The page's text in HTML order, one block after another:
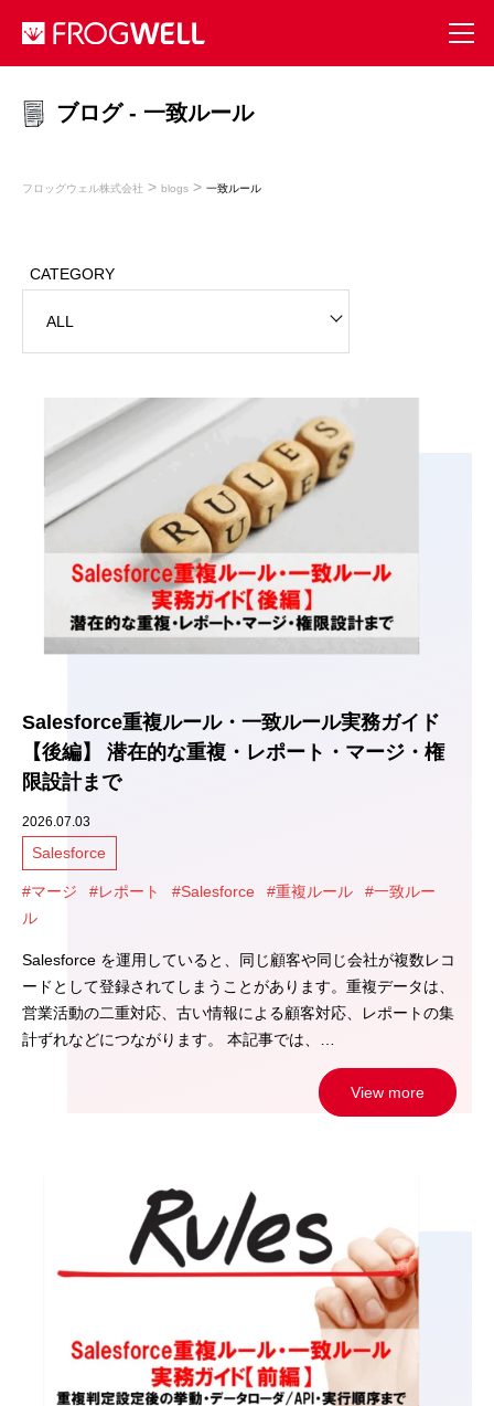
ブログ - 一致ルール
フロッグウェル株式会社 > blogs > 一致ルール
CATEGORY
Salesforce重複ルール・一致ルール実務ガイド
【後編】 潜在的な重複・レポート・マージ・権
限設計まで
2026.07.03
Salesforce
#マージ #レポート #Salesforce #重複ルール
#一致ルー
ル
Salesforce を運用していると、同じ顧客や同じ会社が複数レコ
ードとして登録されてしまうことがあります。重複データは、
営業活動の二重対応、古い情報による顧客対応、レポートの集
計ずれなどにつながります。 本記事では、…
View more